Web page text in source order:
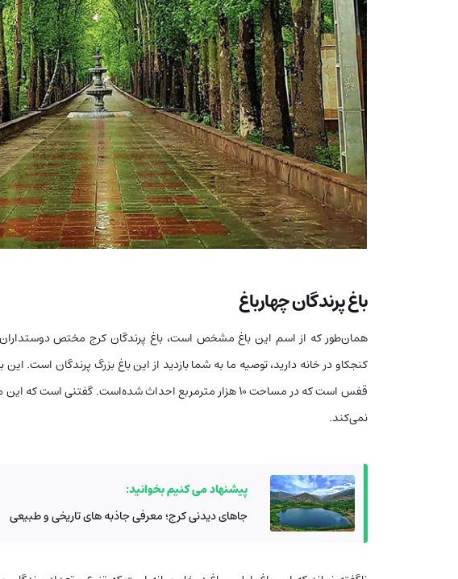
باغ پرندگان چهارباغ
همان‌طور که از اسم این باغ مشخص است، باغ پرندگان کرج مختص دوستداران
کنجکاو در خانه دارید، توصیه ما به شما بازدید از این باغ بزرگ پرندگان است.
نمی‌کند.
پیشنهاد می کنیم بخوانید:
جاهای دیدنی کرج؛ معرفی جاذبه های تاریخی و طبیعی